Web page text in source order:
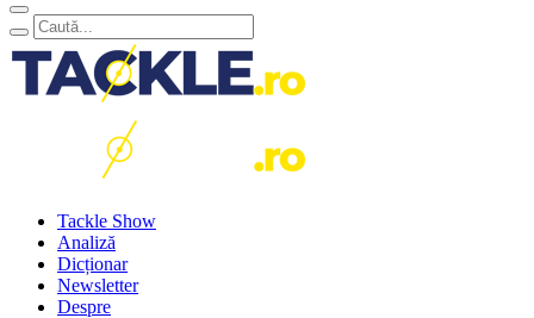
Tackle Show
Analiză
Dicționar
Newsletter
Despre